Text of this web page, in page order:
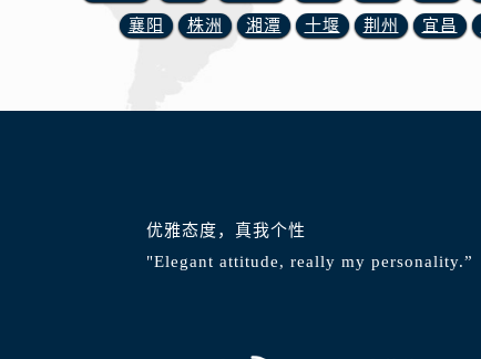
辽宁省盘锦市兴隆台区石油大街浪
辽宁省铁岭市银州区南马路浪琴售
辽宁省沈阳市沈河区中街路83号
河北省保定市竞秀区朝阳北大街北
内蒙古自治区阿拉善盟市左旗土尔
内蒙古自治区包头市青山区幸福
襄阳
株洲 湘潭 十堰 荆州 宜昌
优雅态度，真我个性
"Elegant attitude, really my personality.”